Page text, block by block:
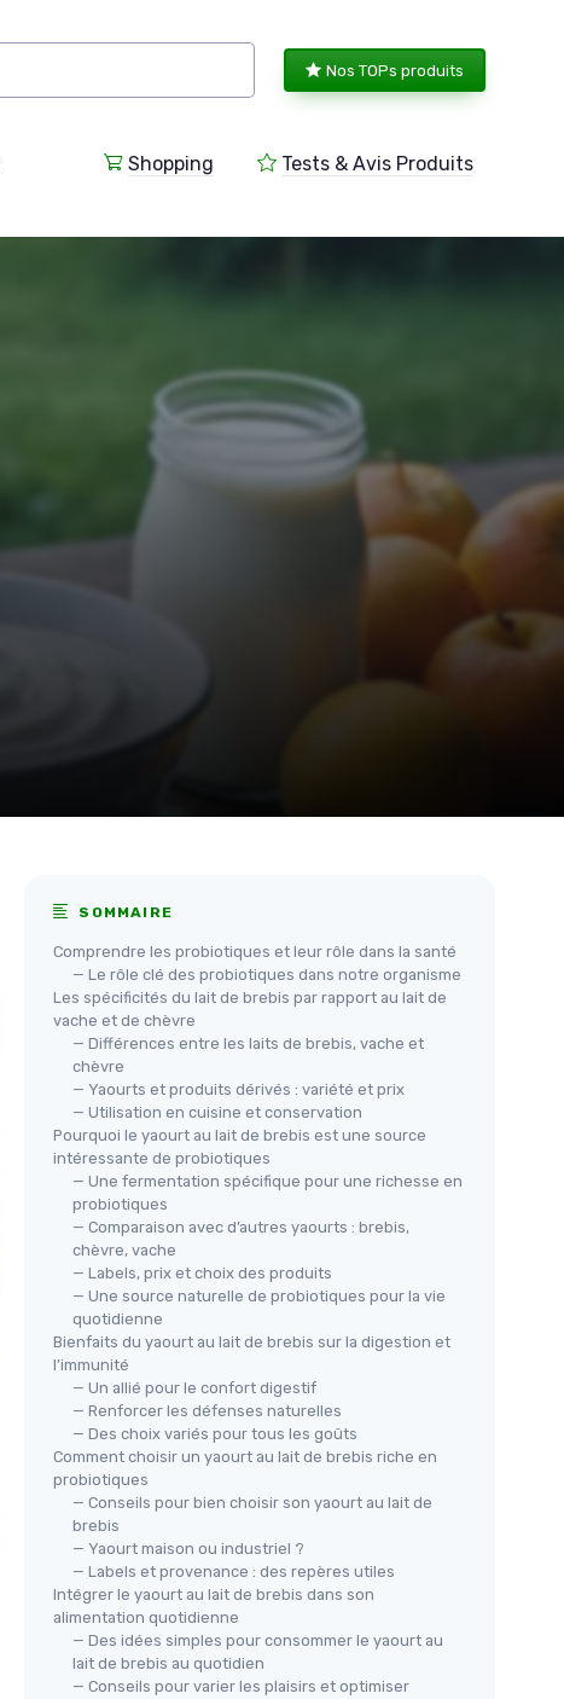
Nos TOPs produits
Shopping Tests & Avis Produits
SOMMAIRE
Comprendre les probiotiques et leur rôle dans la santé
— Le rôle clé des probiotiques dans notre organisme
Les spécificités du lait de brebis par rapport au lait de
vache et de chèvre
— Différences entre les laits de brebis, vache et
chèvre
— Yaourts et produits dérivés : variété et prix
— Utilisation en cuisine et conservation
Pourquoi le yaourt au lait de brebis est une source
intéressante de probiotiques
— Une fermentation spécifique pour une richesse en
probiotiques
— Comparaison avec d’autres yaourts : brebis,
chèvre, vache
— Labels, prix et choix des produits
— Une source naturelle de probiotiques pour la vie
quotidienne
Bienfaits du yaourt au lait de brebis sur la digestion et
l’immunité
— Un allié pour le confort digestif
— Renforcer les défenses naturelles
— Des choix variés pour tous les goûts
Comment choisir un yaourt au lait de brebis riche en
probiotiques
— Conseils pour bien choisir son yaourt au lait de
brebis
— Yaourt maison ou industriel ?
— Labels et provenance : des repères utiles
Intégrer le yaourt au lait de brebis dans son
alimentation quotidienne
— Des idées simples pour consommer le yaourt au
lait de brebis au quotidien
— Conseils pour varier les plaisirs et optimiser